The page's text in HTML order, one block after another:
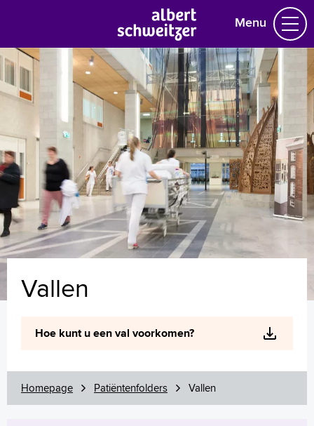
Menu
Homepage
Praktische informatie
Specialismen
Werken en leren
Medewerkers
Contact
MijnASz
Language
Zoeken
Vallen
Hoe kunt u een val voorkomen?
Homepage Patiëntenfolders Vallen